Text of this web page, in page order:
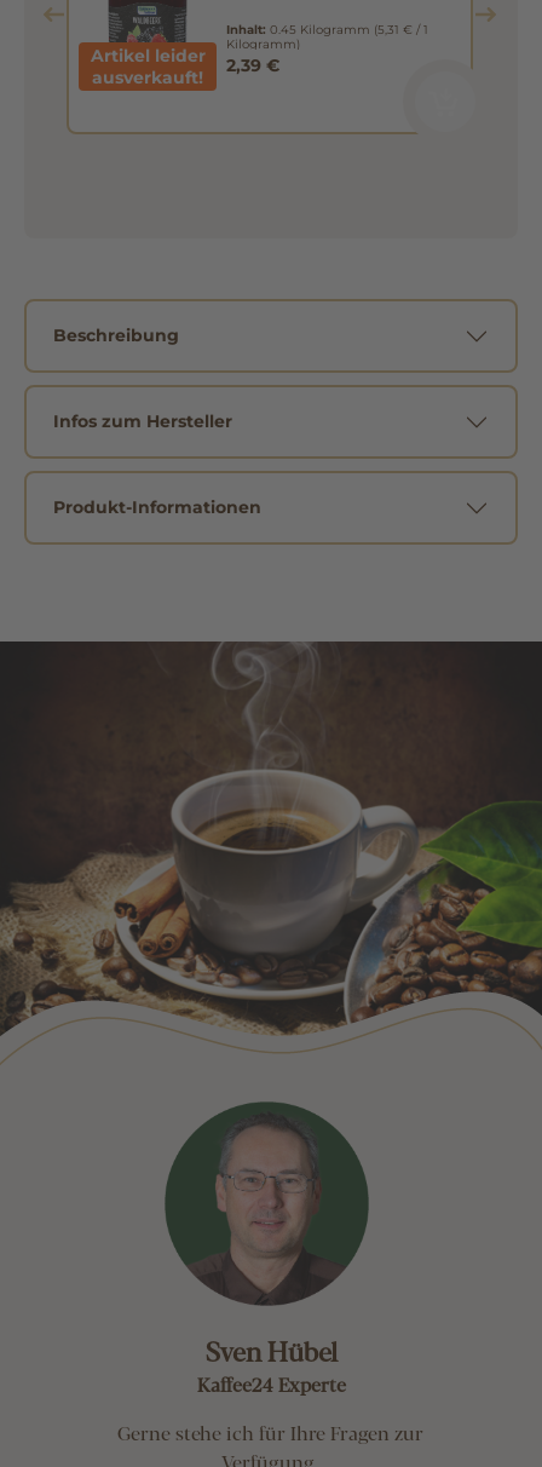
Artikel leider
ausverkauft!
Inhalt: 0.45 Kilogramm (5,31 € / 1
Kilogramm)
2,39 €
Beschreibung
Infos zum Hersteller
Produkt-Informationen
Sven Hübel
Kaffee24 Experte
Gerne stehe ich für Ihre Fragen zur